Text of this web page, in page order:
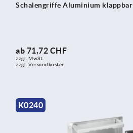
Schalengriffe Aluminium klappbar
ab 71,72 CHF
zzgl. MwSt.
zzgl. Versandkosten
K0240